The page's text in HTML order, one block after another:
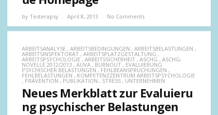
by Testerapsy April 8, 2013 No Comments
ARBEITSANALYSE , ARBEITSBEDINGUNGEN , ARBEITSBELASTUNGEN ,
ARBEITSINSPEKTORAT , ARBEITSPLATZGESTALTUNG ,
ARBEITSPSYCHOLOGIE , ARBEITSSICHERHEIT , ASCHG , ASCHG-
NOVELLE 2012/2013 , AUVA , BURNOUT , EVALUIERUNG
PSYCHISCHER BELASTUNGEN , FEHLBEANSPRUCHUNGEN ,
FEHLBELASTUNGEN , KOMPETENZZENTRUM ARBEITSPSYCHOLOGIE
, PRÄVENTION , PUBLIKATION , STRESS , UNTERNEHMEN
Neues Merkblatt zur Evaluieru
ng psychischer Belastungen